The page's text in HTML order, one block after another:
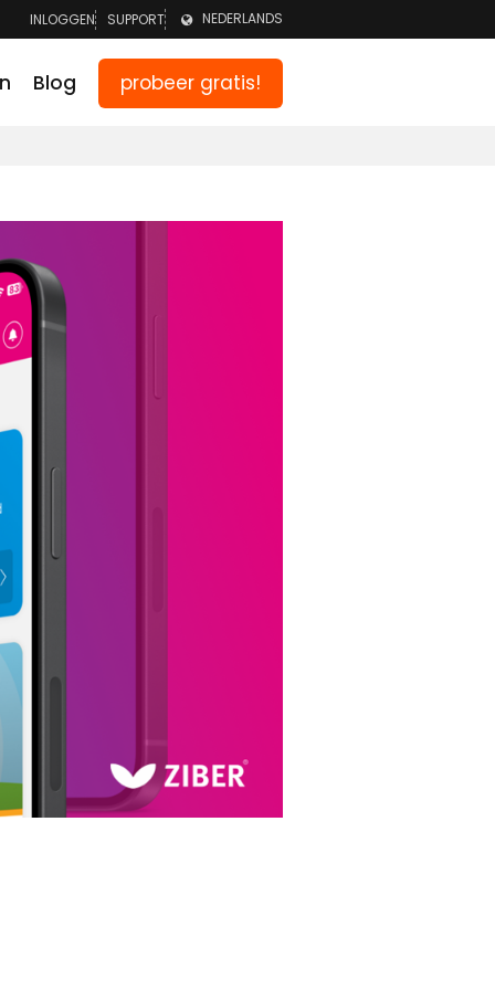
INLOGGEN
OUDERS
SUPPORT NEDERLANDS
ENGLISH
DEUTSCH
Blog probeer gratis!